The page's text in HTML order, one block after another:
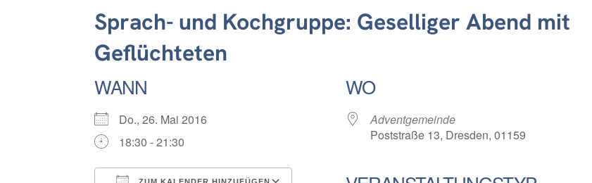
Sprach- und Kochgruppe: Geselliger Abend mit
Geflüchteten
WANN
Do., 26. Mai 2016
18:30 - 21:30
WO
Adventgemeinde
Poststraße 13, Dresden, 01159